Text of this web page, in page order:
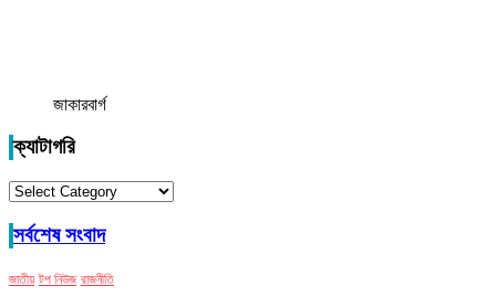
জাকারবার্গ
ক্যাটাগরি
ক্যাটাগরি
সর্বশেষ সংবাদ
জাতীয় টপ নিউজ রাজনীতি